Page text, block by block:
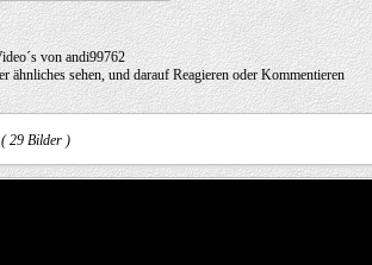
von andi99762
ähnliches sehen, und darauf Reagieren oder Kommentieren
( 29 Bilder )